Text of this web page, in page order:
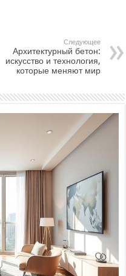
Следующее
Архитектурный бетон:
искусство и технология,
которые меняют мир